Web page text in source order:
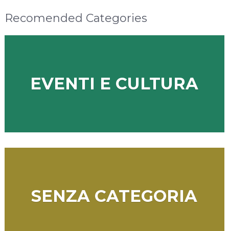
Recomended Categories
EVENTI E CULTURA
SENZA CATEGORIA